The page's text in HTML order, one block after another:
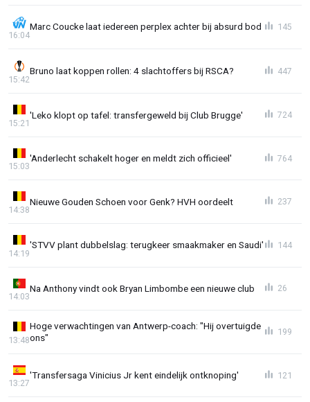
Marc Coucke laat iedereen perplex achter bij absurd bod
16:04
145
Bruno laat koppen rollen: 4 slachtoffers bij RSCA?
15:42
447
'Leko klopt op tafel: transfergeweld bij Club Brugge'
15:21
724
'Anderlecht schakelt hoger en meldt zich officieel'
15:03
764
Nieuwe Gouden Schoen voor Genk? HVH oordeelt
14:38
237
'STVV plant dubbelslag: terugkeer smaakmaker en Saudi'
14:19
144
Na Anthony vindt ook Bryan Limbombe een nieuwe club
14:03
26
Hoge verwachtingen van Antwerp-coach: "Hij overtuigde
ons"
13:48
199
'Transfersaga Vinicius Jr kent eindelijk ontknoping'
13:27
121